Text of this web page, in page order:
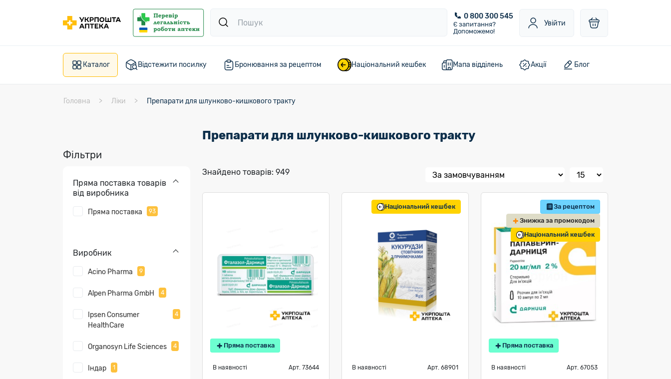
0 800 300 545
Є запитання?
Допоможемо!
Увійти
Каталог Відстежити посилку Бронювання за рецептом Національний кешбек Мапа відділень Акції Блог
Головна Ліки Препарати для шлунково-кишкового тракту
Фільтри
Пряма поставка товарів
від виробника
Пряма поставка 93
Виробник
Acino Pharma 9
Alpen Pharma GmbH 4
Ipsen Consumer
HealthCare
4
Organosyn Life Sciences 4
Індар 1
Препарати для шлунково-кишкового тракту
Знайдено товарів: 949
Пряма поставка
В наявності Арт. 73644
Національний кешбек
В наявності Арт. 68901
За рецептом
Знижка за промокодом
Національний кешбек
Пряма поставка
В наявності Арт. 67053